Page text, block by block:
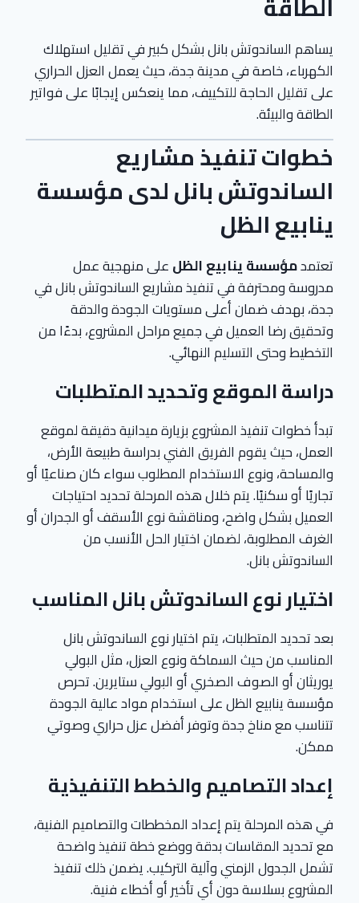
يساهم الساندوتش بانل بشكل كبير في تقليل استهلاك
الكهرباء، خاصة في مدينة جدة، حيث يعمل العزل الحراري
على تقليل الحاجة للتكييف، مما ينعكس إيجابًا على فواتير
الطاقة والبيئة.
خطوات تنفيذ مشاريع
الساندوتش بانل لدى مؤسسة
ينابيع الظل
تعتمدمؤسسة ينابيع الظلعلى منهجية عمل
مدروسة ومحترفة في تنفيذ مشاريع الساندوتش بانل في
جدة، بهدف ضمان أعلى مستويات الجودة والدقة
وتحقيق رضا العميل في جميع مراحل المشروع، بدءًا من
التخطيط وحتى التسليم النهائي.
دراسة الموقع وتحديد المتطلبات
تبدأ خطوات تنفيذ المشروع بزيارة ميدانية دقيقة لموقع
العمل، حيث يقوم الفريق الفني بدراسة طبيعة الأرض،
والمساحة، ونوع الاستخدام المطلوب سواء كان صناعيًا أو
تجاريًا أو سكنيًا. يتم خلال هذه المرحلة تحديد احتياجات
العميل بشكل واضح، ومناقشة نوع الأسقف أو الجدران أو
الغرف المطلوبة، لضمان اختيار الحل الأنسب من
الساندوتش بانل.
اختيار نوع الساندوتش بانل المناسب
بعد تحديد المتطلبات، يتم اختيار نوع الساندوتش بانل
المناسب من حيث السماكة ونوع العزل، مثل البولي
يوريثان أو الصوف الصخري أو البولي ستايرين. تحرص
مؤسسة ينابيع الظل على استخدام مواد عالية الجودة
تتناسب مع مناخ جدة وتوفر أفضل عزل حراري وصوتي
ممكن.
إعداد التصاميم والخطط التنفيذية
في هذه المرحلة يتم إعداد المخططات والتصاميم الفنية،
مع تحديد المقاسات بدقة ووضع خطة تنفيذ واضحة
تشمل الجدول الزمني وآلية التركيب. يضمن ذلك تنفيذ
المشروع بسلاسة دون أي تأخير أو أخطاء فنية.